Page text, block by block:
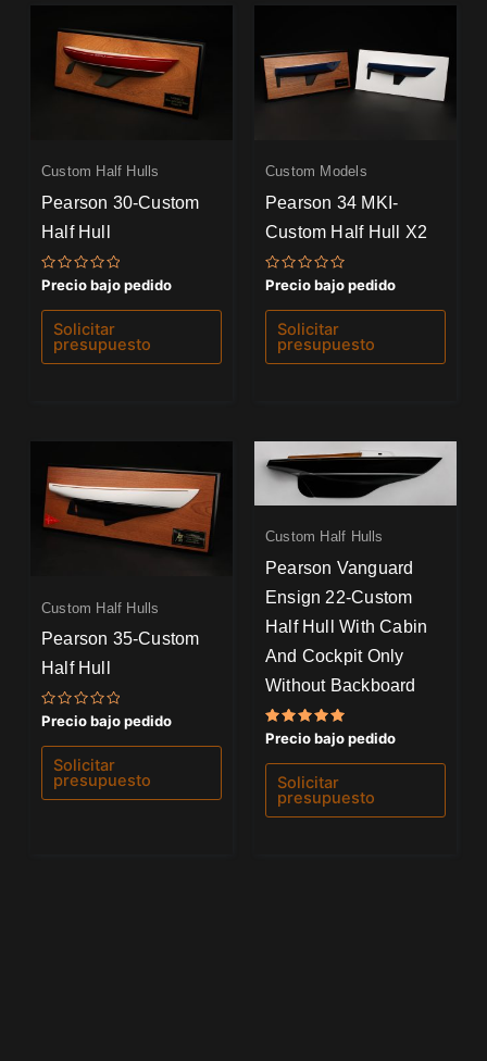
Custom Half Hulls
Pearson 30-Custom
Half Hull
Valorado
con
0
de
Precio bajo pedido
Solicitar
presupuesto
Custom Models
Pearson 34 MKI-
Custom Half Hull X2
Valorado
con
0
de
Precio bajo pedido
Solicitar
presupuesto
Custom Half Hulls
Pearson 35-Custom
Half Hull
Valorado
con
0
de
Precio bajo pedido
Solicitar
presupuesto
Custom Half Hulls
Pearson Vanguard
Ensign 22-Custom
Half Hull With Cabin
And Cockpit Only
Without Backboard
Valorado
con
5.00
de 5
Precio bajo pedido
Solicitar
presupuesto